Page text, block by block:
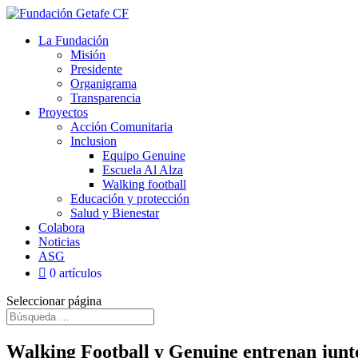
La Fundación
Misión
Presidente
Organigrama
Transparencia
Proyectos
Acción Comunitaria
Inclusion
Equipo Genuine
Escuela Al Alza
Walking football
Educación y protección
Salud y Bienestar
Colabora
Noticias
ASG
0 artículos
Seleccionar página
Walking Football y Genuine entrenan